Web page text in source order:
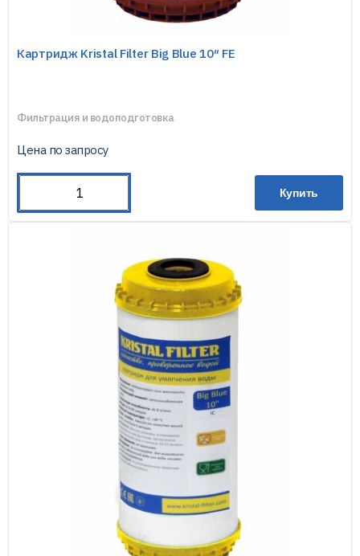
Картридж Kristal Filter Big Blue 10″ FE
Фильтрация и водоподготовка
Цена по запросу
Купить